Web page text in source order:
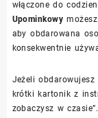
włączone do
Upominkowy
aby obdarowana
konsekwentnie
Jeżeli
krótki kartonik z
zobaczysz w